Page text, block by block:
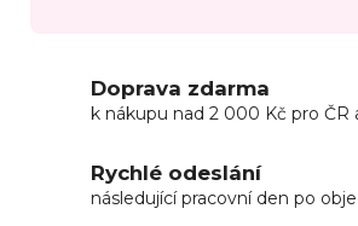
Doprava zdarma
k nákupu nad 2 000 Kč pro ČR
Rychlé odeslání
následující pracovní den po